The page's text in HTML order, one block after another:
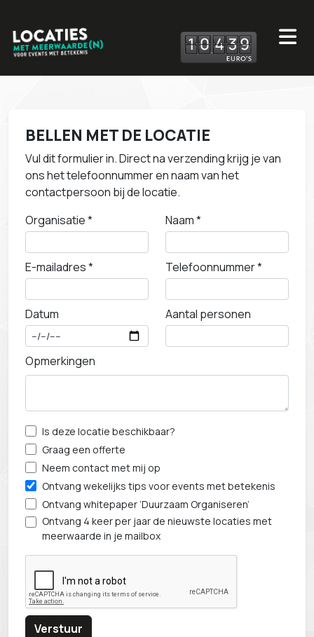
10 439
BELLEN MET DE LOCATIE
Vul dit formulier in. Direct na verzending krijg je van
ons het telefoonnummer en naam van het
contactpersoon bij de locatie.
Organisatie *
Naam *
E-mailadres * Telefoonnummer *
Datum Aantal personen
Opmerkingen
Is deze locatie beschikbaar?
Graag een offerte
Neem contact met mij op
Ontvang wekelijks tips voor events met betekenis
Ontvang whitepaper ‘Duurzaam Organiseren’
Ontvang 4 keer per jaar de nieuwste locaties met
meerwaarde in je mailbox
Verstuur